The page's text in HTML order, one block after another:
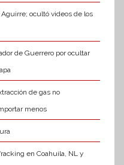
ocultó videos de los
de Guerrero por ocultar
de gas no
menos
en Coahuila, NL y